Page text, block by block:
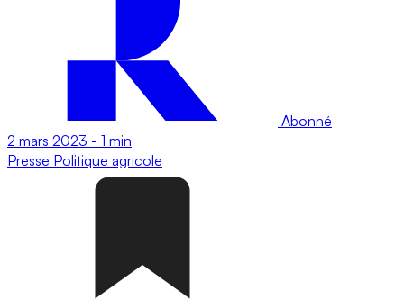
Abonné
2 mars 2023 - 1 min
Presse Politique agricole